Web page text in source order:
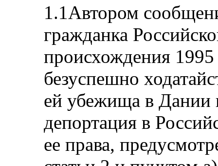
1.1Автором
гражданка
происхождения
безуспешно
ей убежища в Дании
депортация в
ее права,